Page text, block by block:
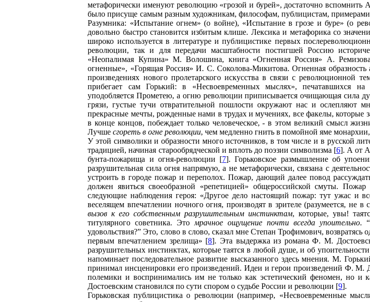
метафорически именуют революцию «грозой и бурей», достаточно
было присуще самым разным художникам, философам, публицистам,
Разумника: «Испытание огнем» (о войне), «Испытание в грозе и буре» (о
довольно быстро становится избитым клише. Лексика и метафорика со
широко используется в литературе и публицистике первых
революции, так и для передачи масштабности постигшей Россию
«Неопалимая Купина» М. Волошина, книга «Огненная Россия» А.
огненные», «Горящая Россия» И. С. Соколова-Микитова. Огненная образность
произведениях нового пролетарского искусства в связи с революционной
прибегает сам Горький: в «Несвоевременных мыслях», печатавшихся
уподобляется Прометею, а огню революции приписывается очищающая сила
грязи, густые тучи отвратительной пошлости окружают нас и ослепляют
прекрасные мечты, рожденные нами в трудах и мучениях, все факелы,
в конце концов, побеждает только человеческое, - в этом великий смысл
Лучшесгореть в огне революции, чем медленно гнить в помойной яме
У этой символики и образности много источников, в том числе и в русской
традицией, начиная старообрядческой и вплоть до поэзии символизма [6]. А от
бунта-пожарища и огня-революции [7]. Горьковское размышление об
разрушительная сила огня напрямую, а не метафорически, связана с
устроить в городе пожар и переполох. Пожар, дающий далее повод
должен явиться своеобразной «репетицией» общероссийской смуты.
следующие наблюдения героя: «Другое дело настоящий пожар: тут ужас и
веселящем впечатлении ночного огня, производят в зрителе (разумеется, не
вызов к его собственным разрушительным инстинктам, которые, увы!
титулярного советника. Это мрачное ощущение почти всегда упоительно.
удовольствия?” Это, слово в слово, сказал мне Степан Трофимович,
первым впечатлением зрелища» [8]. Эта выдержка из романа Ф. М.
разрушительных инстинктах, которые таятся в любой душе, и об
напоминает последовательное развитие высказанного здесь мнения. М.
принимал инсценировки его произведений. Идеи и герои произведений Ф. М.
полемики и воспринимались им не только как эстетический феномен, но
Достоевским становился по сути спором о судьбе России и революции [9].
Горьковская публицистика о революции (например, «Несвоевременные